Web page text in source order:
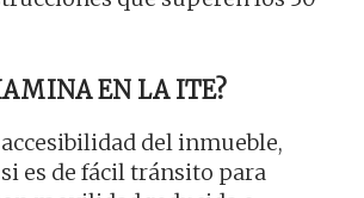
EN LA ITE?
del inmueble,
es de fácil tránsito para